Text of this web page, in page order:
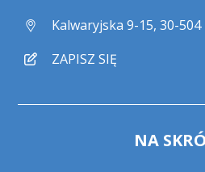
Kalwaryjska 9-15, 30-
ZAPISZ SIĘ
NA